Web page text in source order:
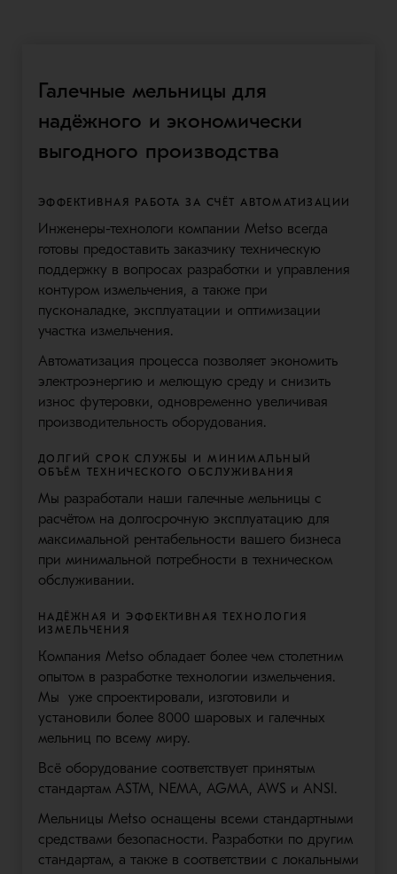
Галечные мельницы для
надёжного и экономически
выгодного производства
ЭФФЕКТИВНАЯ РАБОТА ЗА СЧЁТ АВТОМАТИЗАЦИИ
Инженеры-технологи компании Metso всегда
готовы предоставить заказчику техническую
поддержку в вопросах разработки и управления
контуром измельчения, а также при
пусконаладке, эксплуатации и оптимизации
участка измельчения.
Автоматизация процесса позволяет экономить
электроэнергию и мелющую среду и снизить
износ футеровки, одновременно увеличивая
производительность оборудования.
ДОЛГИЙ СРОК СЛУЖБЫ И МИНИМАЛЬНЫЙ
ОБЪЁМ ТЕХНИЧЕСКОГО ОБСЛУЖИВАНИЯ
Мы разработали наши галечные мельницы с
расчётом на долгосрочную эксплуатацию для
максимальной рентабельности вашего бизнеса
при минимальной потребности в техническом
обслуживании.
НАДЁЖНАЯ И ЭФФЕКТИВНАЯ ТЕХНОЛОГИЯ
ИЗМЕЛЬЧЕНИЯ
Компания Metso обладает более чем столетним
опытом в разработке технологии измельчения.
Мы уже спроектировали, изготовили и
установили более 8000 шаровых и галечных
мельниц по всему миру.
Всё оборудование соответствует принятым
стандартам ASTM, NEMA, AGMA, AWS и ANSI.
Мельницы Metso оснащены всеми стандартными
средствами безопасности. Разработки по другим
стандартам, а также в соответствии с локальными